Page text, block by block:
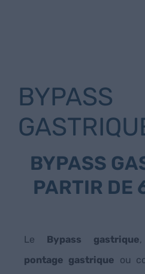
BYPASS
BYPASS
PARTIR DE
Le Bypass gastrique
pontage gastrique ou